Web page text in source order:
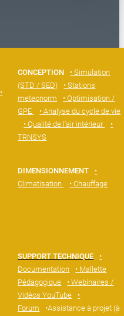
•
CONCEPTION
• Simulation
(STD / SED)
• Stations
meteonorm
• Optimisation /
GPE
• Analyse du cycle de vie
• Qualité de l'air intérieur
•
TRNSYS
DIMENSIONNEMENT
•
Climatisation
• Chauffage
SUPPORT TECHNIQUE
•
Documentation
• Mallette
Pédagogique
• Webinaires /
Vidéos YouTube
•
Forum
•Assistance à projet (à